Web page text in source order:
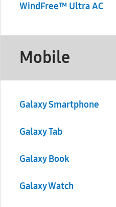
WindFree™ Ultra AC
Mobile
Galaxy Smartphone
Galaxy Tab
Galaxy Book
Galaxy Watch